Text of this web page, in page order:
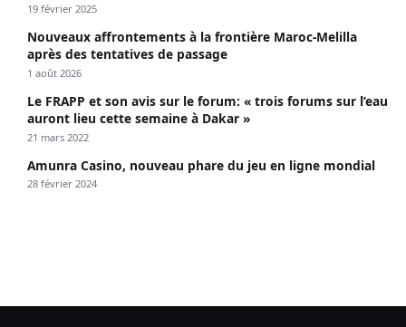
19 février 2025
Nouveaux affrontements à la frontière Maroc-Melilla
après des tentatives de passage
1 août 2026
Le FRAPP et son avis sur le forum: « trois forums sur l’eau
auront lieu cette semaine à Dakar »
21 mars 2022
Amunra Casino, nouveau phare du jeu en ligne mondial
28 février 2024